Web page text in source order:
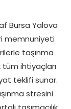
Bursa Yalova
memnuniyeti
taşınma
ihtiyaçları
teklifi sunar.
stresini